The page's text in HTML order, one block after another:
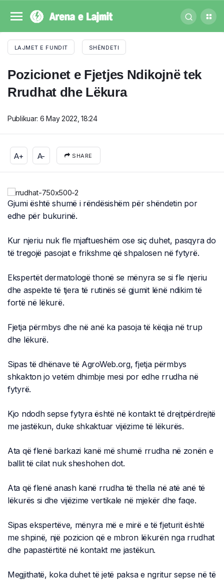
LAJMET E FUNDIT SHËNDETI
Pozicionet e Fjetjes Ndikojnë tek
Rrudhat dhe Lëkura
Publikuar: 6 May 2022, 18:24
A+ A- SHARE
Gjumi është shumë i rëndësishëm për shëndetin por
edhe për bukurinë.
Kur njeriu nuk fle mjaftueshëm ose siç duhet, pasqyra do
të tregojë pasojat e frikshme që shpalosen në fytyrë.
Ekspertët dermatologë thonë se mënyra se si fle njeriu
dhe aspekte të tjera të rutinës së gjumit lënë ndikim të
fortë në lëkurë.
Fjetja përmbys dhe në anë ka pasoja të këqija në trup
dhe lëkurë.
Sipas të dhënave të AgroWeb.org, fjetja përmbys
shkakton jo vetëm dhimbje mesi por edhe rrudha në
fytyrë.
Kjo ndodh sepse fytyra është në kontakt të drejtpërdrejtë
me jastëkun, duke shkaktuar vijëzime të lëkurës.
Ata që flenë barkazi kanë më shumë rrudha në zonën e
ballit të cilat nuk sheshohen dot.
Ata që flenë anash kanë rrudha të thella në atë anë të
lëkurës si dhe vijëzime vertikale në mjekër dhe faqe.
Sipas ekspertëve, mënyra më e mirë e të fjeturit është
me shpinë, një pozicion që e mbron lëkurën nga rrudhat
dhe papastërtitë në kontakt me jastëkun.
Megjithatë, koka duhet të jetë paksa e ngritur sepse në të